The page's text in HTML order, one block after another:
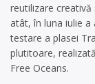
reutilizare
atât, în luna iulie
testare a plasei
plutitoare,
Free Oceans.